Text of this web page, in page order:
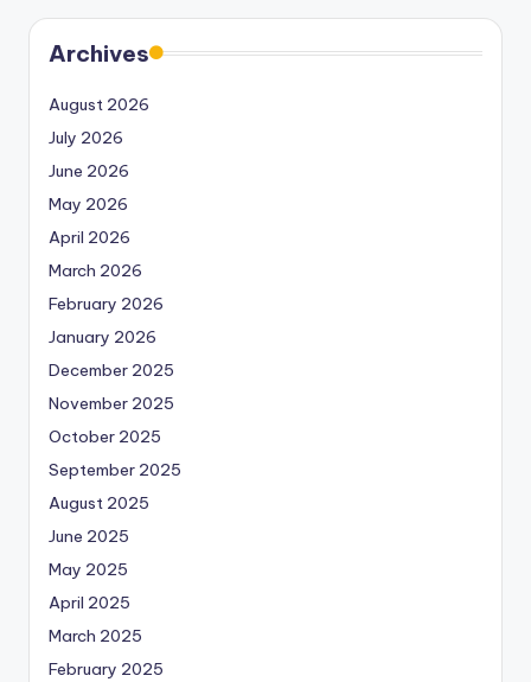
Archives
August 2026
July 2026
June 2026
May 2026
April 2026
March 2026
February 2026
January 2026
December 2025
November 2025
October 2025
September 2025
August 2025
June 2025
May 2025
April 2025
March 2025
February 2025